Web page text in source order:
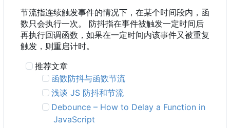
节流指连续触发事件的情况下，在某个时间段内，函
数只会执行一次。 防抖指在事件被触发一定时间后
再执行回调函数，如果在一定时间内该事件又被重复
触发，则重启计时。
推荐文章
函数防抖与函数节流
浅谈 JS 防抖和节流
Debounce– How to Delay a Function in
JavaScript